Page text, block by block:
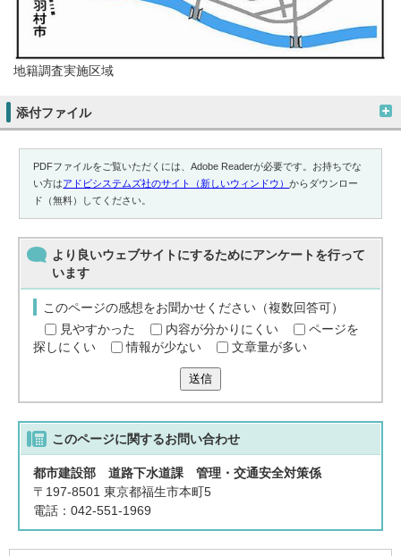
地籍調査実施区域
添付ファイル
PDFファイルをご覧いただくには、Adobe Readerが必要です。お持ちでな
い方はアドビシステムズ社のサイト（新しいウィンドウ）からダウンロー
ド（無料）してください。
より良いウェブサイトにするためにアンケートを行って
います
このページの感想をお聞かせください（複数回答可）
見やすかった
内容が分かりにくい
ページを
探しにくい
情報が少ない 文章量が多い
送信
このページに関するお問い合わせ
都市建設部 道路下水道課 管理・交通安全対策係
〒197-8501 東京都福生市本町5
電話：042-551-1969